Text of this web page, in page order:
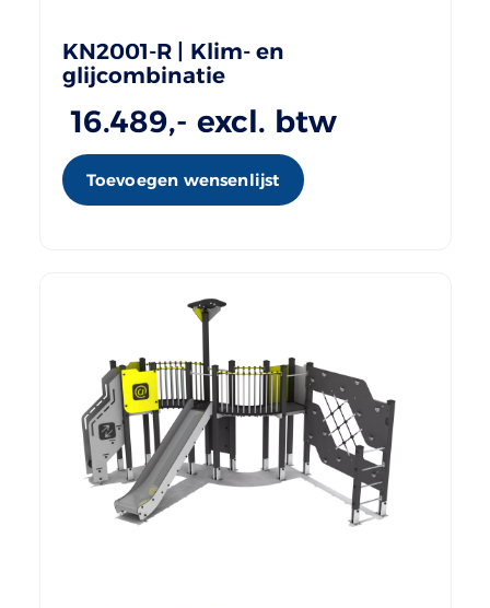
KN2001-R | Klim- en
glijcombinatie
16.489,- excl. btw
Toevoegen wensenlijst